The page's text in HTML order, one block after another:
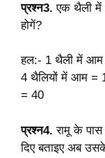
प्रश्न3. एक थैली में
होगें?
हल:- 1 थैली में आम
4 थैलियों में आम =
= 40
प्रश्न4. रामू के
दिए बताइए अब